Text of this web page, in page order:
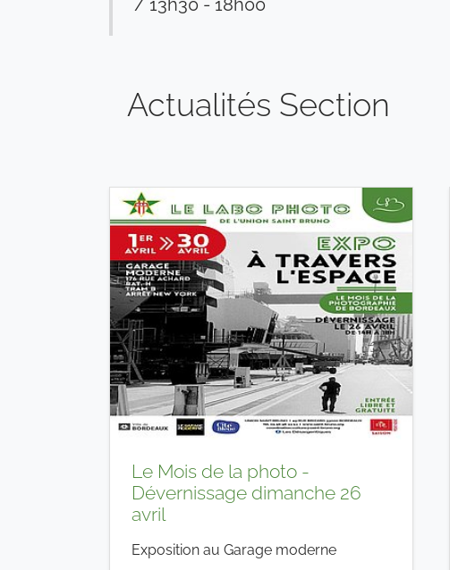
/ 13h30 - 18h00
Actualités Section
Le Mois de la photo -
Dévernissage dimanche 26
avril
Exposition au Garage moderne